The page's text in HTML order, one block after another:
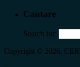
Cautare
Search for:
Copyright © 2026,